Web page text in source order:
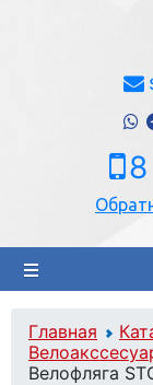
Главная
Велофляга